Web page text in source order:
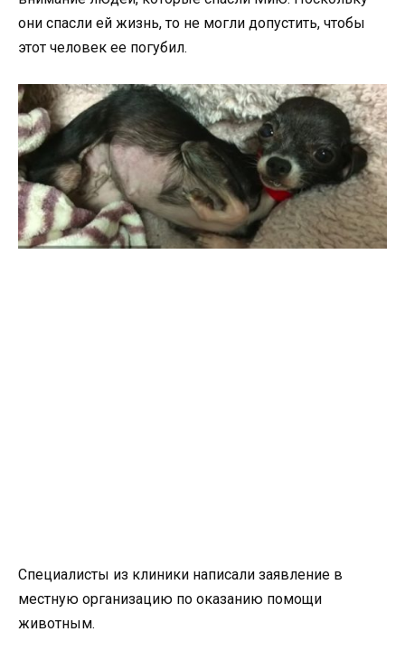
они спасли ей жизнь, то не могли допустить, чтобы
этот человек ее погубил.
Специалисты из клиники написали заявление в
местную организацию по оказанию помощи
животным.